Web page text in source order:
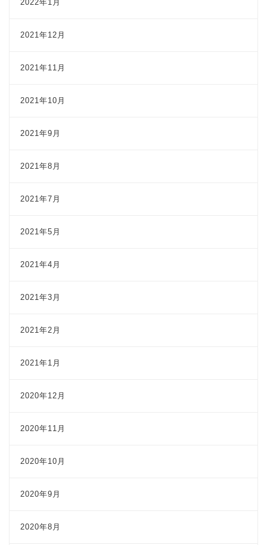
2022年1月
2021年12月
2021年11月
2021年10月
2021年9月
2021年8月
2021年7月
2021年5月
2021年4月
2021年3月
2021年2月
2021年1月
2020年12月
2020年11月
2020年10月
2020年9月
2020年8月